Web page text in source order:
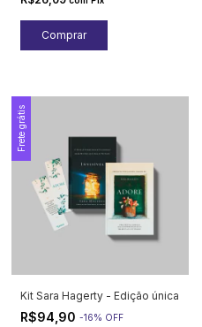
Frete grátis
Kit Sara Hagerty - Edição única
R$94,90 -16% OFF